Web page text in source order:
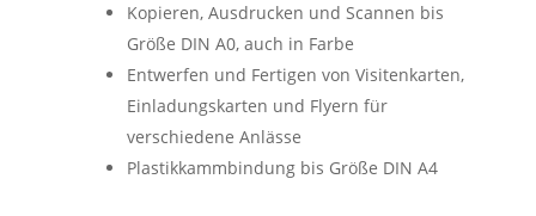
Kopieren, Ausdrucken und Scannen bis
Größe DIN A0, auch in Farbe
Entwerfen und Fertigen von Visitenkarten,
Einladungskarten und Flyern für
verschiedene Anlässe
Plastikkammbindung bis Größe DIN A4